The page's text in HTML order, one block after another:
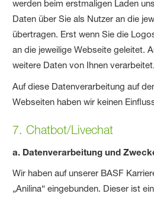
werden beim erstmaligen Laden
Daten über Sie als Nutzer an die
übertragen. Erst wenn Sie die
an die jeweilige Webseite geleitet.
weitere Daten von Ihnen verarbeitet.
Auf diese Datenverarbeitung auf
Webseiten haben wir keinen
7. Chatbot/Livechat
a. Datenverarbeitung und
Wir haben auf unserer BASF
„Anilina“ eingebunden. Dieser ist